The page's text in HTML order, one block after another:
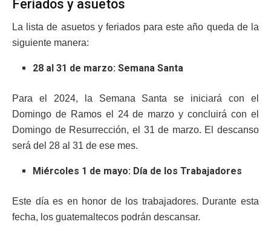
Feriados y asuetos
La lista de asuetos y feriados para este año queda de la
siguiente manera:
28 al 31 de marzo: Semana Santa
Para el 2024, la Semana Santa se iniciará con el
Domingo de Ramos el 24 de marzo y concluirá con el
Domingo de Resurrección, el 31 de marzo. El descanso
será del 28 al 31 de ese mes.
Miércoles 1 de mayo: Día de los Trabajadores
Este día es en honor de los trabajadores. Durante esta
fecha, los guatemaltecos podrán descansar.